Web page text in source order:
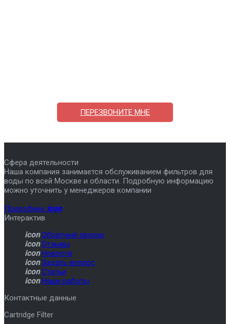
ПЕРЕЗВОНИТЕ МНЕ
Сфера деятельности
Наша компания занимается обслуживанием фильтров для
воды по всей Москве и области. Подробную информацию
можно уточнить у менеджеров компании
Подробнее icon
Интерактив
icon Обратный звонок
icon Отзывы
icon Новости
icon Задать вопрос
icon Статьи
icon Наши работы
Контактные данные
Cartridge Filter